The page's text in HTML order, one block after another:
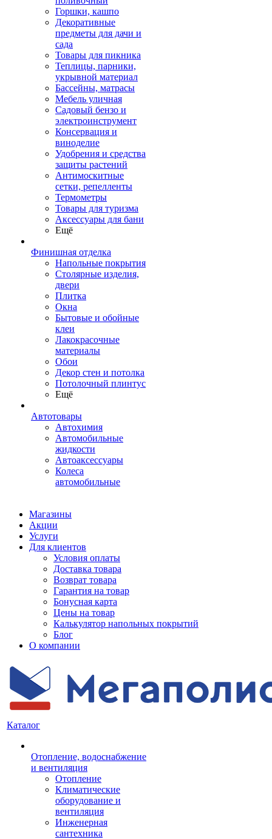
Горшки, кашпо
Декоративные
предметы для дачи и
сада
Товары для пикника
Теплицы, парники,
укрывной материал
Бассейны, матрасы
Мебель уличная
Садовый бензо и
электроинструмент
Консервация и
виноделие
Удобрения и средства
защиты растений
Антимоскитные
сетки, репелленты
Термометры
Товары для туризма
Аксессуары для бани
Ещё
Финишная отделка
Напольные покрытия
Столярные изделия,
двери
Плитка
Окна
Бытовые и обойные
клеи
Лакокрасочные
материалы
Обои
Декор стен и потолка
Потолочный плинтус
Ещё
Автотовары
Автохимия
Автомобильные
жидкости
Автоаксессуары
Колеса
автомобильные
Магазины
Акции
Услуги
Для клиентов
Условия оплаты
Доставка товара
Возврат товара
Гарантия на товар
Бонусная карта
Цены на товар
Калькулятор напольных покрытий
Блог
О компании
Каталог
Отопление, водоснабжение
и вентиляция
Отопление
Климатические
оборудование и
вентиляция
Инженерная
сантехника